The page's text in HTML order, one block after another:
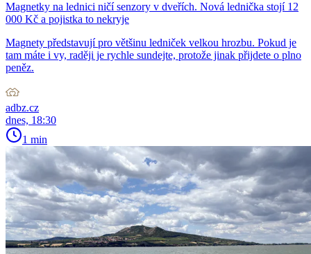
Magnetky na lednici ničí senzory v dveřích. Nová lednička stojí 12
000 Kč a pojistka to nekryje
Magnety představují pro většinu ledniček velkou hrozbu. Pokud je
tam máte i vy, raději je rychle sundejte, protože jinak přijdete o plno
peněz.
adbz.cz
dnes, 18:30
1 min